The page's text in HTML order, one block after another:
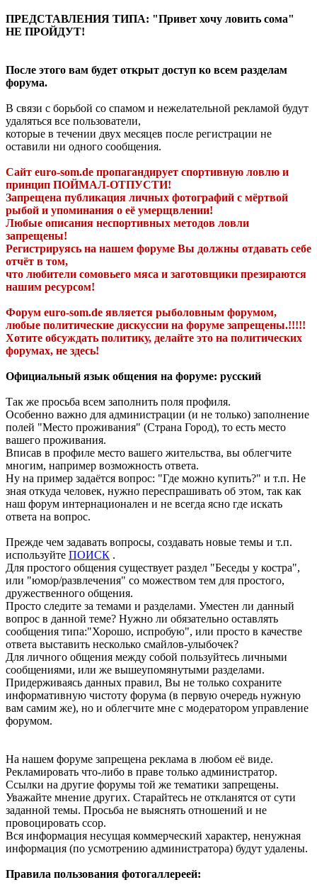
ПРЕДСТАВЛЕНИЯ ТИПА: "Привет хочу ловить сома"
НЕ ПРОЙДУТ!
После этого вам будет открыт доступ ко всем разделам
форума.
В связи с борьбой со спамом и нежелательной рекламой будут
удаляться все пользователи,
которые в течении двух месяцев после регистрации не
оставили ни одного сообщения.
Сайт euro-som.de пропагандирует спортивную ловлю и
принцип ПОЙМАЛ-ОТПУСТИ!
Запрещена публикация личных фотографий с мёртвой
рыбой и упоминания о её умерщвлении!
Любые описания неспортивных методов ловли
запрещены!
Регистрируясь на нашем форуме Вы должны отдавать себе
отчёт в том,
что любители сомовьего мяса и заготовщики презираются
нашим ресурсом!
Форум euro-som.de является рыболовным форумом,
любые политические дискуссии на форуме запрещены.!!!!!
Хотите обсуждать политику, делайте это на политических
форумах, не здесь!
Официальный язык общения на форуме: русский
Так же просьба всем заполнить поля профиля.
Особенно важно для администрации (и не только) заполнение
полей "Место проживания" (Страна Город), то есть место
вашего проживания.
Вписав в профиле место вашего жительства, вы облегчите
многим, например возможность ответа.
Ну на пример задаётся вопрос: "Где можно купить?" и т.п. Не
зная откуда человек, нужно переспрашивать об этом, так как
наш форум интернационален и не всегда ясно где искать
ответа на вопрос.
Прежде чем задавать вопросы, создавать новые темы и т.п.
используйте ПОИСК .
Для простого общения существует раздел "Беседы у костра",
или "юмор/развлечения" со можеством тем для простого,
дружественного общения.
Просто следите за темами и разделами. Уместен ли данный
вопрос в данной теме? Нужно ли обязательно оставлять
сообщения типа:"Хорошо, испробую", или просто в качестве
ответа выставить несколько смайлов-улыбочек?
Для личного общения между собой пользуйтесь личными
сообщениями, или же вышеупомянутыми разделами.
Придерживаясь данных правил, Вы не только сохраните
информативную чистоту форума (в первую очередь нужную
вам самим же), но и облегчите мне с модератором управление
форумом.
На нашем форуме запрещена реклама в любом её виде.
Рекламировать что-либо в праве только администратор.
Ссылки на другие форумы той же тематики запрещены.
Уважайте мнение других. Старайтесь не откланятся от сути
заданной темы. Просьба не выяснять отношений и не
провоцировать ссор.
Вся информация несущая коммерческий характер, ненужная
информация (по усмотрению администратора) будут удалены.
Правила пользования фотогаллереей: